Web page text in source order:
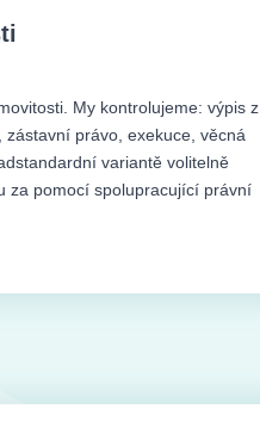
My kontrolujeme: výpis z
právo, exekuce, věcná
variantě volitelně
za pomocí spolupracující právní